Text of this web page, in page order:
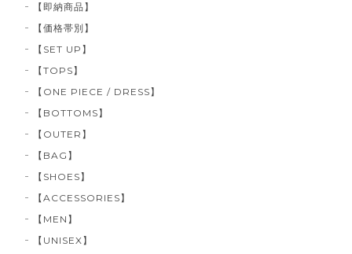
【即納商品】
【価格帯別】
【SET UP】
【TOPS】
【ONE PIECE / DRESS】
【BOTTOMS】
【OUTER】
【BAG】
【SHOES】
【ACCESSORIES】
【MEN】
【UNISEX】